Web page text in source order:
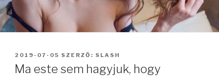
BEKÜLDVE:
2019-07-05 SZERZŐ: SLASH
Ma este sem hagyjuk, hogy